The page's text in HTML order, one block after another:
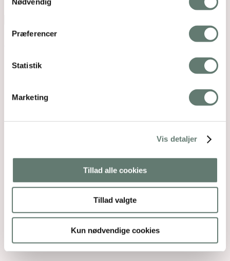
Præferencer
Statistik
Marketing
Vis detaljer
Tillad alle cookies
Tillad valgte
Kun nødvendige cookies
Reserved. Webdesign by
Back To Top